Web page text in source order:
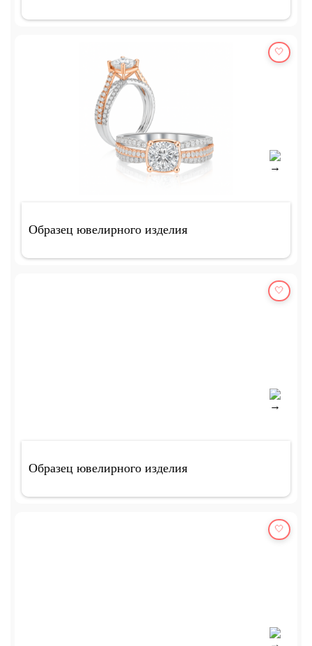
🤍
Образец ювелирного изделия
🤍
Образец ювелирного изделия
🤍